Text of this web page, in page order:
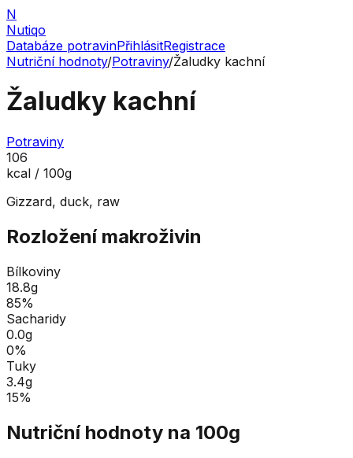
N
Nutiqo
Databáze potravinPřihlásitRegistrace
Nutriční hodnoty/Potraviny/Žaludky kachní
Žaludky kachní
Potraviny
106
kcal / 100g
Gizzard, duck, raw
Rozložení makroživin
Bílkoviny
18.8g
85%
Sacharidy
0.0g
0%
Tuky
3.4g
15%
Nutriční hodnoty na 100g